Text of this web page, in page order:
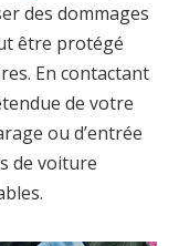
des dommages
être protégé
En contactant
de votre
ou d’entrée
de voiture